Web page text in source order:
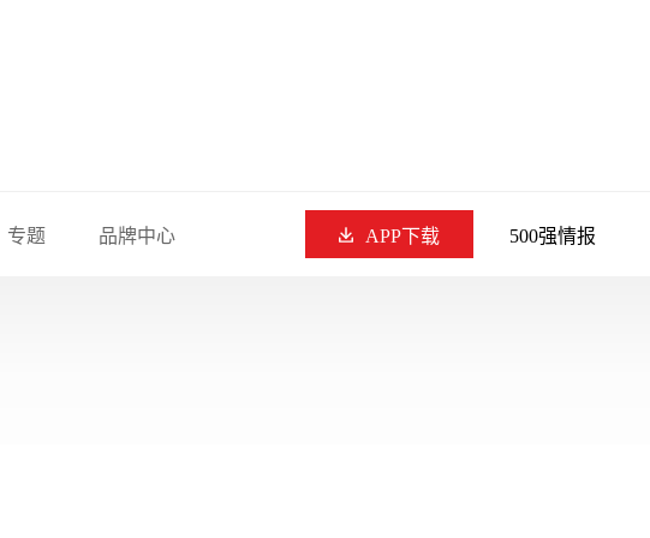
专题 品牌中心 APP下载 500强情报